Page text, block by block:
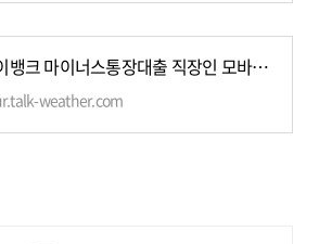
케이뱅크 마이너스통장대출 직장인 모바일 이용방법 간략정리
weather.com